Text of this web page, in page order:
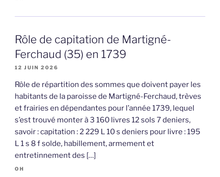
Rôle de capitation de Martigné-
Ferchaud (35) en 1739
12 JUIN 2026
Rôle de répartition des sommes que doivent payer les
habitants de la paroisse de Martigné-Ferchaud, trèves
et frairies en dépendantes pour l’année 1739, lequel
s’est trouvé monter à 3 160 livres 12 sols 7 deniers,
savoir : capitation : 2 229 L 10 s deniers pour livre : 195
L 1 s 8 f solde, habillement, armement et
entretinnement des […]
OH